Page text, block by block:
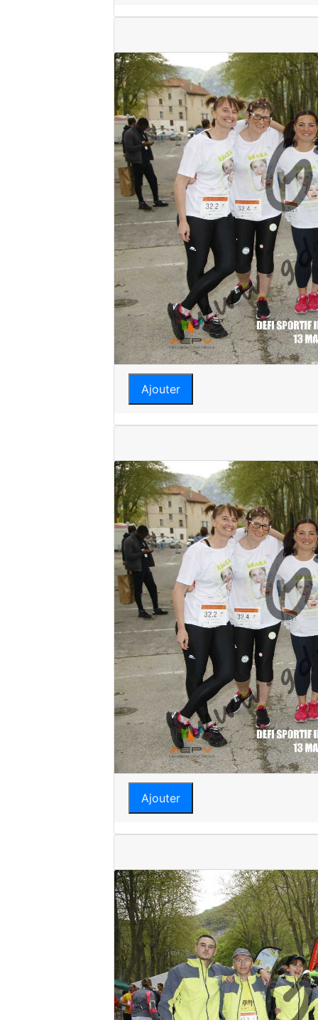
Ajouter
Ajouter